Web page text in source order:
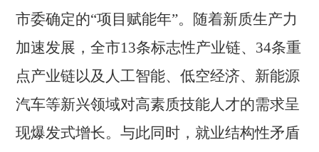
市委确定的“项目赋能年”。随着新质生产力
加速发展，全市13条标志性产业链、34条重
点产业链以及人工智能、低空经济、新能源
汽车等新兴领域对高素质技能人才的需求呈
现爆发式增长。与此同时，就业结构性矛盾